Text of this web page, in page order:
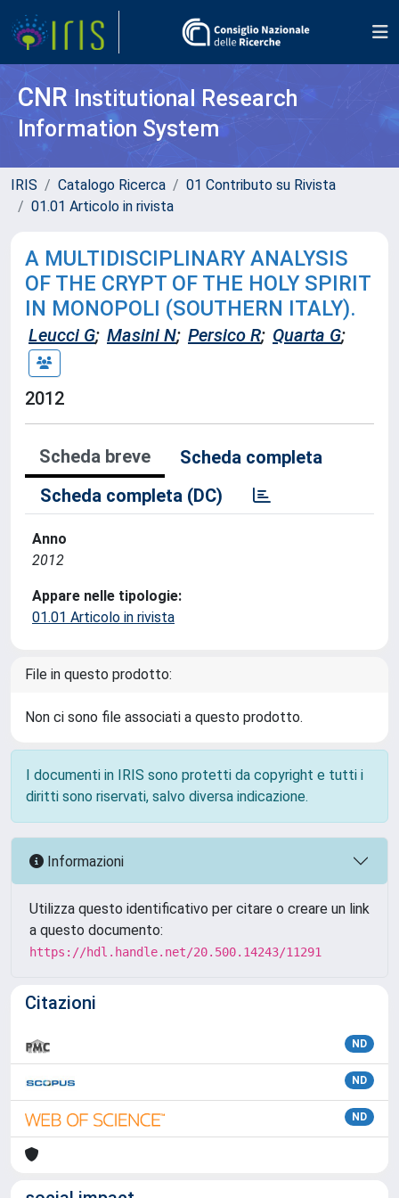
CNR Institutional Research
Information System
IRIS Catalogo Ricerca
01 Contributo su Rivista
01.01 Articolo in rivista
A MULTIDISCIPLINARY ANALYSIS
OF THE CRYPT OF THE HOLY SPIRIT
IN MONOPOLI (SOUTHERN ITALY).
Leucci G; Masini N; Persico R; Quarta G;
2012
Scheda breve
Scheda completa
Scheda completa (DC)
Anno
2012
Appare nelle tipologie:
01.01 Articolo in rivista
File in questo prodotto:
Non ci sono file associati a questo prodotto.
I documenti in IRIS sono protetti da copyright e tutti i
diritti sono riservati, salvo diversa indicazione.
Informazioni
Utilizza questo identificativo per citare o creare un link
a questo documento:
https://hdl.handle.net/20.500.14243/11291
Citazioni
ND
ND
ND